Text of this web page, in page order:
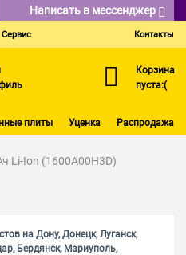
Написать в мессенджер
Сервис Контакты
Корзина
пуста:(
плиты Уценка Распродажа
Li-Ion (1600A00H3D)
на Дону, Донецк, Луганск,
Бердянск, Мариуполь,